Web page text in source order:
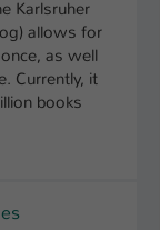
Karlsruher
allows for
as well
Currently, it
books